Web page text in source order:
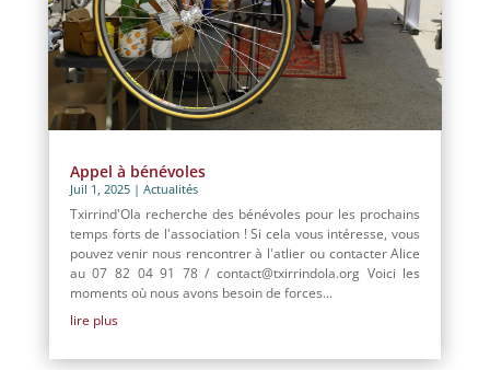
Appel à bénévoles
Juil 1, 2025| Actualités
Txirrind'Ola recherche des bénévoles pour les prochains
temps forts de l'association ! Si cela vous intéresse, vous
pouvez venir nous rencontrer à l'atlier ou contacter Alice
au 07 82 04 91 78 / contact@txirrindola.org Voici les
moments où nous avons besoin de forces...
lire plus